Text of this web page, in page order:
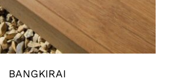
BANGKIRAI